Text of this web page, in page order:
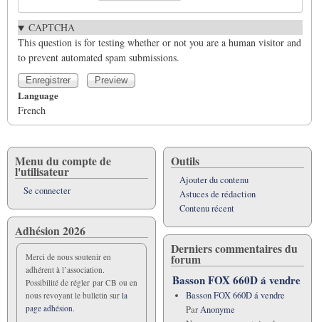
CAPTCHA
This question is for testing whether or not you are a human visitor and
to prevent automated spam submissions.
Language
French
Menu du compte de
l'utilisateur
Se connecter
Adhésion 2026
Merci de nous soutenir en
adhérent à l’association.
Possibilité de régler par CB ou en
nous revoyant le bulletin sur la
page adhésion.
Outils
Ajouter du contenu
Astuces de rédaction
Contenu récent
Derniers commentaires du
forum
Basson FOX 660D á vendre
Basson FOX 660D á vendre
ParAnonyme